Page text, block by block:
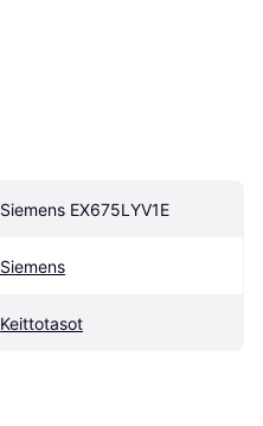
Siemens EX675LYV1E
Siemens
Keittotasot